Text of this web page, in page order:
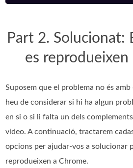
Part 2. Solucionat:
es reprodueixen
Suposem que el problema no és
heu de considerar si hi ha algun
en si o si li falta un dels
vídeo. A continuació, tractarem
opcions per ajudar-vos a solucionar
reprodueixen a Chrome.